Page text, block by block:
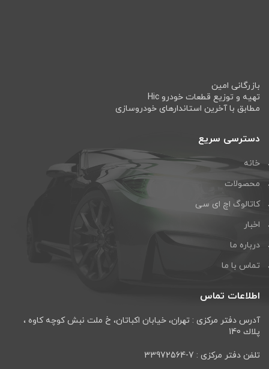
بازرگانی امین
تهیه و توزیع قطعات خودرو Hic
مطابق با آخرین استاندارهای خودروسازی
دسترسی سریع
خانه
محصولات
کاتالوگ اچ ای سی
اخبار
درباره ما
تماس با ما
اطلاعات تماس
آدرس دفتر مرکزی : تهران، خيابان اكباتان، خ ملت نبش كوچه كاوه ،
پلاك 140
تلفن دفتر مرکزی : 7-33972564